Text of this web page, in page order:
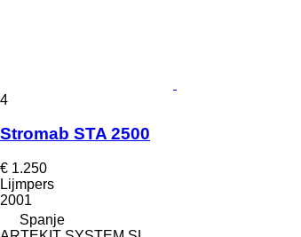
4
Stromab STA 2500
€ 1.250
Lijmpers
2001
Spanje